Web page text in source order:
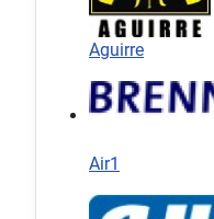
Aguirre
Air1